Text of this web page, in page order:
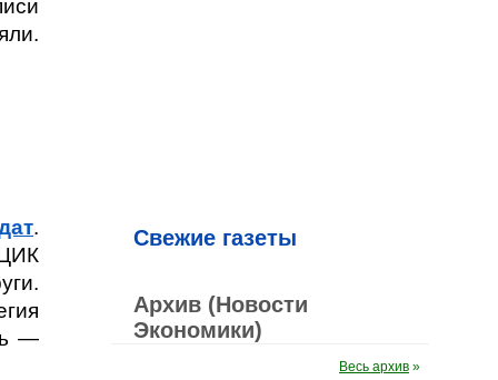
.
—
Свежие газеты
Архив (Новости
Экономики)
Весь архив »